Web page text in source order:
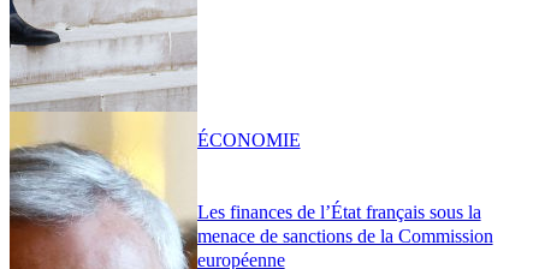
Les finances de l’État français sous la
menace de sanctions de la Commission
européenne
ÉCONOMIE